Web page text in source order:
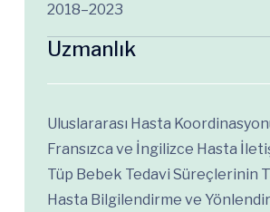
2018–2023
Uzmanlık
Uluslararası Hasta
Fransızca ve İngilizce Hasta
Tüp Bebek Tedavi Süreçlerinin
Hasta Bilgilendirme ve